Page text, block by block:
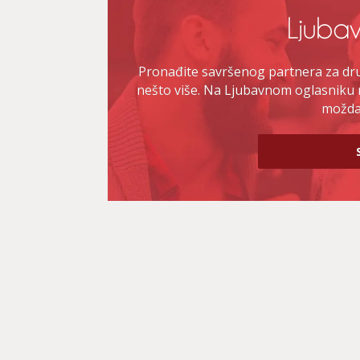
Pronađite savršenog partnera za
nešto više. Na Ljubavnom